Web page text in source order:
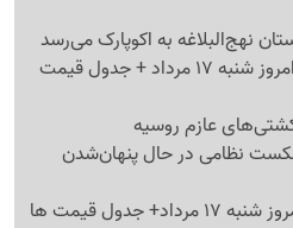
نهج‌البلاغه به اکوپارک می‌رسد
قیمت گوشی‌های اقتصادی امروز شنبه 17 مرداد + جدول قیمت
عازم روسیه
نظامی در حال پنهان‌شدن
جدول قیمت ها